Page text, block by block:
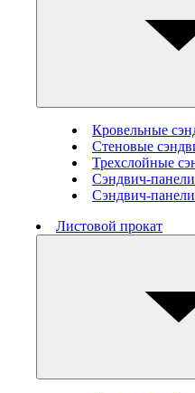
Кровельные
Стеновые
Трехслойные
Сэндвич-
Сэндвич-
Листовой прокат